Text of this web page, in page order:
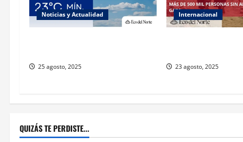
Noticias y Actualidad
25 agosto, 2025
Internacional
23 agosto, 2025
QUIZÁS TE PERDISTE...